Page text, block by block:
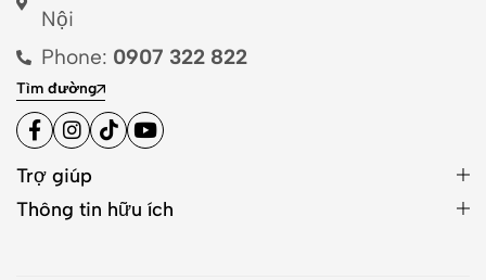
Nội
Phone: 0907 322 822
Tìm đường
Trợ giúp
Thông tin hữu ích